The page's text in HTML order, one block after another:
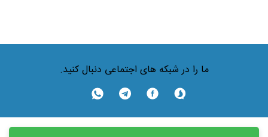
ما را در شبکه های اجتماعی دنبال کنید.